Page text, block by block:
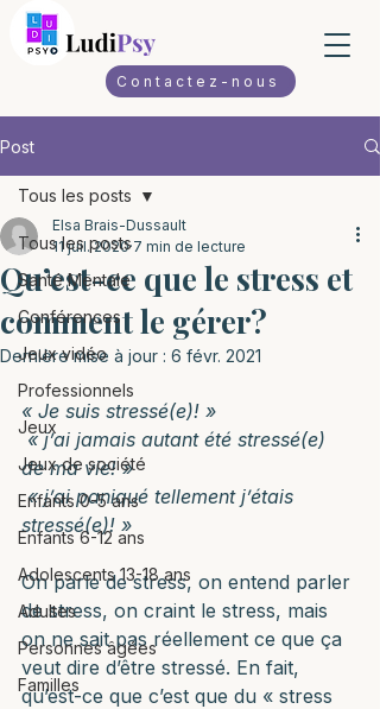
Contactez-nous
Post
Tous les posts
Santé Mentale
Conférences
Jeux vidéo
Professionnels
Jeux
Jeux de société
Enfants 0-5 ans
Enfants 6-12 ans
Adolescents 13-18 ans
Adultes
Personnes âgées
Familles
Tous les posts
Qu’est-ce que le stress et
comment le gérer?
Elsa Brais-Dussault
11 juil. 2020 7 min de lecture
Dernière mise à jour : 6 févr. 2021
« Je suis stressé(e)! »
« j’ai jamais autant été stressé(e)
de ma vie! »
« j’ai paniqué tellement j’étais
stressé(e)! »
On parle de stress, on entend parler
de stress, on craint le stress, mais
on ne sait pas réellement ce que ça
veut dire d’être stressé. En fait,
qu’est-ce que c’est que du « stress